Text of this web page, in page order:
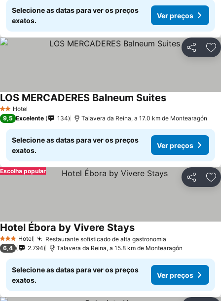
Selecione as datas para ver os preços
exatos.
Ver preços
Partilhar
2 Estrelas
Hotel
LOS MERCADERES Balneum Suites
9,5 Excelente 134 Talavera da Reina, a 17.0 km de Montearagón
Selecione as datas para ver os preços
exatos.
Ver preços
Partilhar
Escolha popular
3 EstrelasHotel Restaurante sofisticado de alta gastronomia
Hotel Ébora by Vivere Stays
6,4 2.794 Talavera da Reina, a 15.8 km de Montearagón
Selecione as datas para ver os preços
exatos.
Ver preços